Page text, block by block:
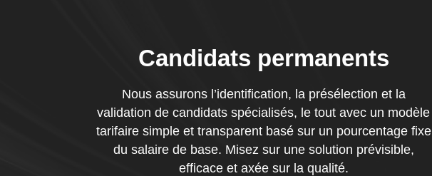
Candidats permanents
Nous assurons l’identification, la présélection et la
validation de candidats spécialisés, le tout avec un modèle
tarifaire simple et transparent basé sur un pourcentage fixe
du salaire de base. Misez sur une solution prévisible,
efficace et axée sur la qualité.